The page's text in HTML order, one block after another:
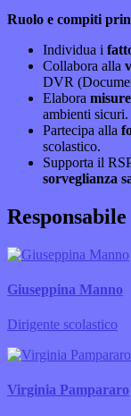
Ruolo e compiti
Individua i
Collabora alla
DVR
Elabora
ambienti sicuri.
Partecipa alla
scolastico.
Supporta il
sorveglianza
Responsabile
Giuseppina Manno
Dirigente scolastico
Virginia Pampararo